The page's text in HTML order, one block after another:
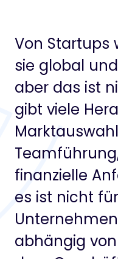
Von Startups
sie global
aber das ist
gibt viele
finanzielle
es ist nicht
abhängig